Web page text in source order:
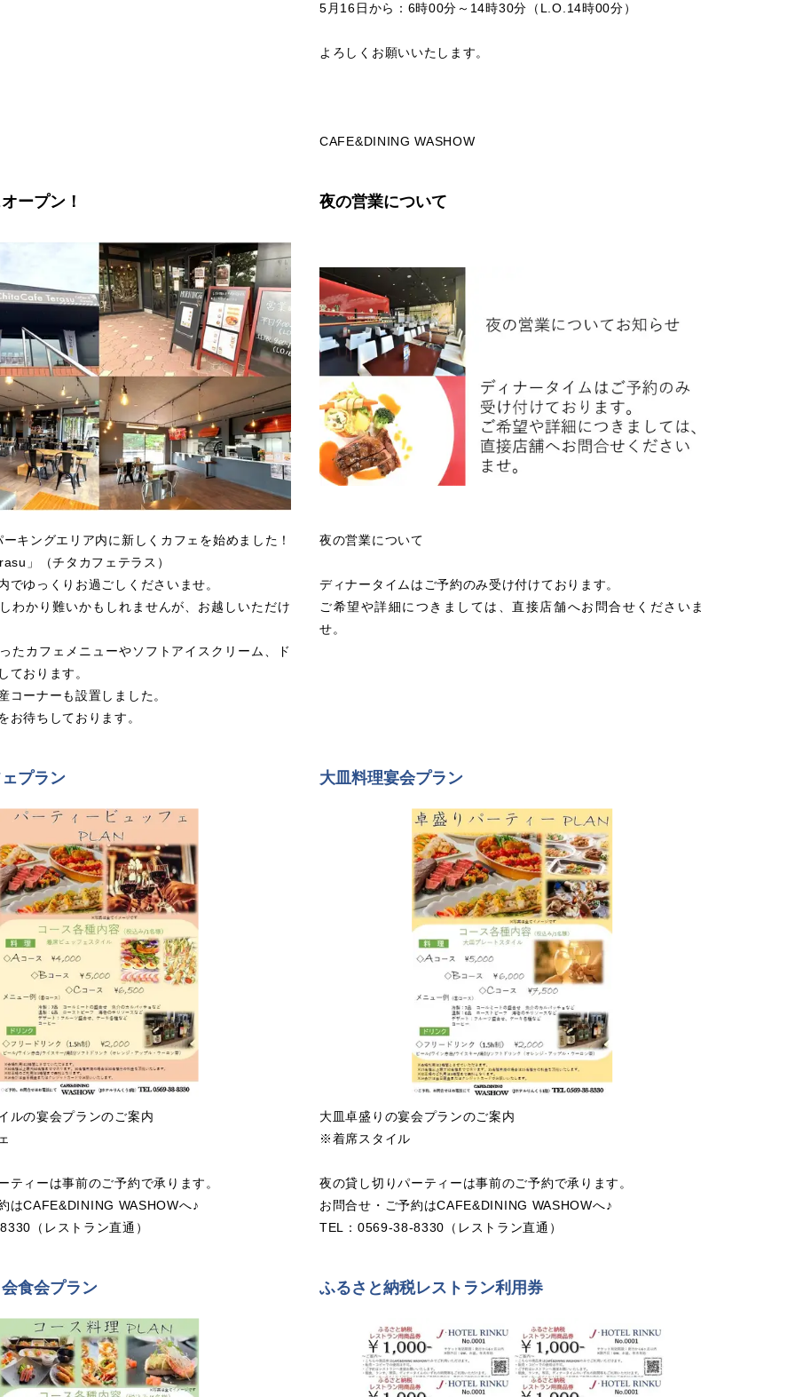
5月16日から：6時00分～14時30分（L.O.14時00分）
よろしくお願いいたします。
CAFE&DINING WASHOW
ープン！
キングエリア内に新しくカフェを始めました！
」（チタカフェテラス）
でゆっくりお過ごしくださいませ。
わかり難いかもしれませんが、お越しいただけ
たカフェメニューやソフトアイスクリーム、ド
ております。
コーナーも設置しました。
お待ちしております。
夜の営業について
夜の営業について
ディナータイムはご予約のみ受け付けております。
ご希望や詳細につきましては、直接店舗へお問合せくださいま
せ。
プラン
ルの宴会プランのご案内
ティーは事前のご予約で承ります。
はCAFE&DINING WASHOWへ♪
（レストラン直通）
大皿料理宴会プラン
大皿卓盛りの宴会プランのご案内
※着席スタイル
夜の貸し切りパーティーは事前のご予約で承ります。
お問合せ・ご予約はCAFE&DINING WASHOWへ♪
TEL：0569-38-8330（レストラン直通）
食会プラン ふるさと納税レストラン利用券